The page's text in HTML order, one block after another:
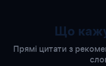
Що
Прямі цитати з